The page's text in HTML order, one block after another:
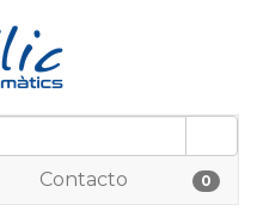
Contacto 0